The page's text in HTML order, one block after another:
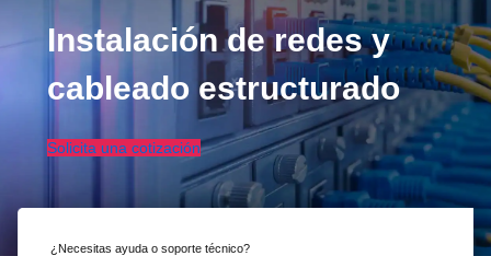
Instalación de redes y
cableado estructurado
Solicita una cotización
¿Necesitas ayuda o soporte técnico?